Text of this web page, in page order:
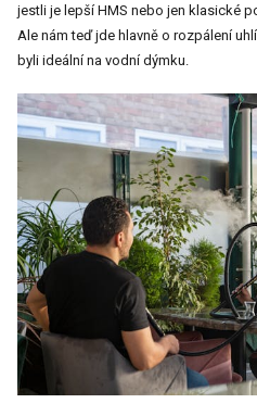
jestli je lepší HMS nebo jen klasické
Ale nám teď jde hlavně o rozpálení
byli ideální na vodní dýmku.